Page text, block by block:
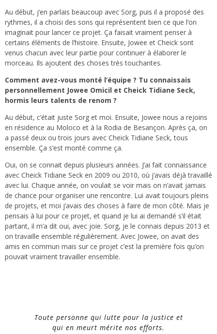
Au début, j’en parlais beaucoup avec Sorg, puis il a proposé des
rythmes, il a choisi des sons qui représentent bien ce que l’on
imaginait pour lancer ce projet. Ça faisait vraiment penser à
certains éléments de l’histoire. Ensuite, Jowee et Cheick sont
venus chacun avec leur partie pour continuer à élaborer le
morceau. Ils ajoutent des choses très touchantes.
Comment avez-vous monté l’équipe ? Tu connaissais
personnellement Jowee Omicil et Cheick Tidiane Seck,
hormis leurs talents de renom ?
Au début, c’était juste Sorg et moi. Ensuite, Jowee nous a rejoins
en résidence au Moloco et à la Rodia de Besançon. Après ça, on
a passé deux ou trois jours avec Cheick Tidiane Seck, tous
ensemble. Ça s’est monté comme ça.
Oui, on se connait depuis plusieurs années. J’ai fait connaissance
avec Cheick Tidiane Seck en 2009 ou 2010, où j’avais déjà travaillé
avec lui. Chaque année, on voulait se voir mais on n’avait jamais
de chance pour organiser une rencontre. Lui avait toujours pleins
de projets, et moi j’avais des choses à faire de mon côté. Mais je
pensais à lui pour ce projet, et quand je lui ai demandé s’il était
partant, il m’a dit oui, avec joie. Sorg, je le connais depuis 2013 et
on travaille ensemble régulièrement. Avec Jowee, on avait des
amis en commun mais sur ce projet c’est la première fois qu’on
pouvait vraiment travailler ensemble.
Toute personne qui lutte pour la justice et
qui en meurt mérite nos efforts.